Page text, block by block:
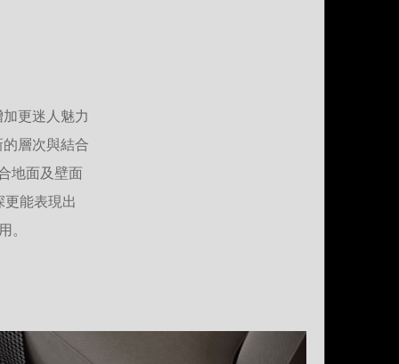
更迷人魅力
層次與結合
地面及壁面
更能表現出
。